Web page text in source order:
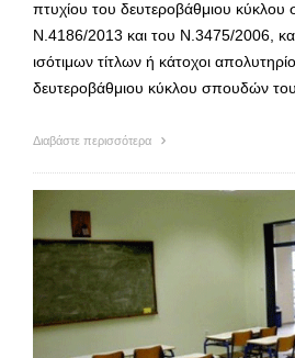
πτυχίου του δευτεροβάθμιου
Ν.4186/2013 και του Ν.3475/2006,
ισότιμων τίτλων ή κάτοχοι
δευτεροβάθμιου κύκλου σπουδών
Διαβάστε περισσότερα